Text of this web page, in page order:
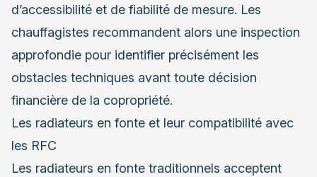
d’accessibilité et de fiabilité de mesure. Les
chauffagistes recommandent alors une inspection
approfondie pour identifier précisément les
obstacles techniques avant toute décision
financière de la copropriété.
Les radiateurs en fonte et leur compatibilité avec
les RFC
Les radiateurs en fonte traditionnels acceptent